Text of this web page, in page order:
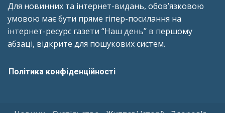
Для новинних та інтернет-видань, обов’язковою
умовою має бути пряме гіпер-посилання на
інтернет-ресурс газети “Наш день” в першому
абзаці, відкрите для пошукових систем.
Політика конфіденційності